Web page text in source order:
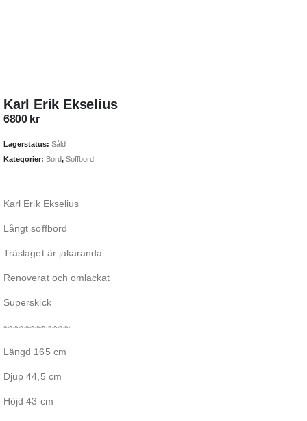
Karl Erik Ekselius
6800 kr
Lagerstatus: Såld
Kategorier: Bord, Soffbord
Karl Erik Ekselius
Långt soffbord
Träslaget är jakaranda
Renoverat och omlackat
Superskick
~~~~~~~~~~~~
Längd 165 cm
Djup 44,5 cm
Höjd 43 cm